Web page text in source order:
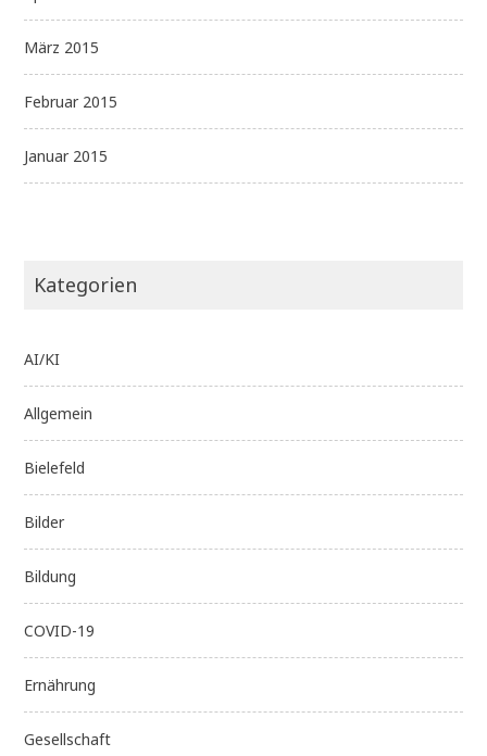
März 2015
Februar 2015
Januar 2015
Kategorien
AI/KI
Allgemein
Bielefeld
Bilder
Bildung
COVID-19
Ernährung
Gesellschaft